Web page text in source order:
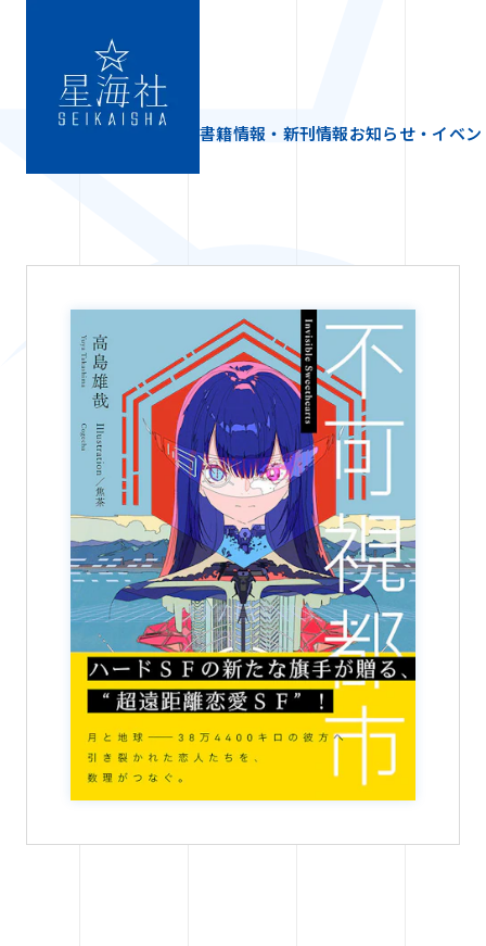
書籍情報・新刊情報お知らせ・イベン